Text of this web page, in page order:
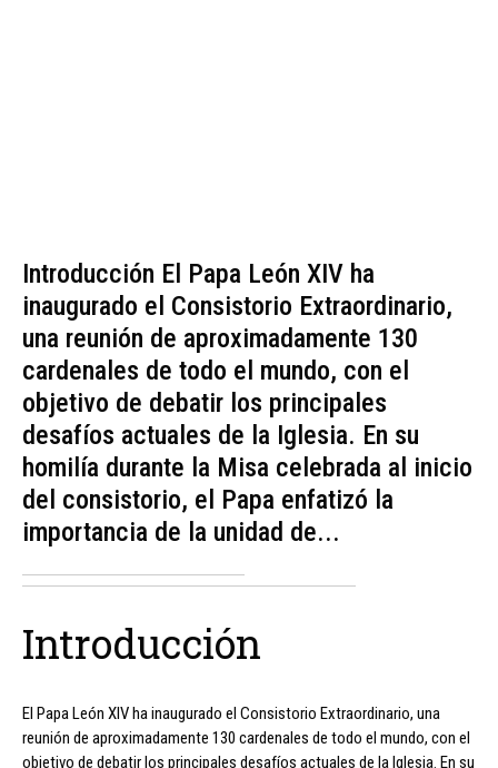
Introducción El Papa León XIV ha
inaugurado el Consistorio Extraordinario,
una reunión de aproximadamente 130
cardenales de todo el mundo, con el
objetivo de debatir los principales
desafíos actuales de la Iglesia. En su
homilía durante la Misa celebrada al inicio
del consistorio, el Papa enfatizó la
importancia de la unidad de...
Introducción
El Papa León XIV ha inaugurado el Consistorio Extraordinario, una
reunión de aproximadamente 130 cardenales de todo el mundo, con el
objetivo de debatir los principales desafíos actuales de la Iglesia. En su